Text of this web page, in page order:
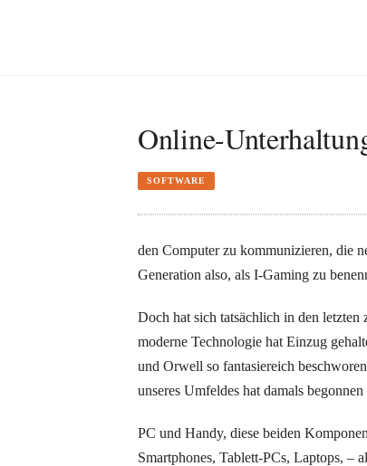
Online-
SOFTWARE
den Computer zu kommunizieren, die
Generation also, als I-Gaming zu
Doch hat sich tatsächlich in den
moderne Technologie hat Einzug
und Orwell so fantasiereich
unseres Umfeldes hat damals
PC und Handy, diese beiden
Smartphones, Tablett-PCs, Laptops, –